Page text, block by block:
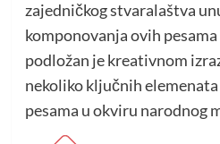
zajedničkog stvaralaštva
komponovanja ovih
podložan je kreativnom
nekoliko ključnih
pesama u okviru narodnog